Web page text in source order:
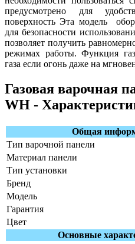
предусмотрено для
поверхность Эта модель
для безопасности
позволяет получить
режимах работы. Функция
газа если огонь даже на
Газовая варочная
WH -
Общая
Тип варочной панели
Материал панели
Тип установки
Бренд
Модель
Гарантия
Цвет
Основные